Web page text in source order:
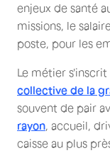
enjeux de santé
missions, le
poste, pour les
Le métier
collective de la
souvent de pair
rayon , accueil,
caisse au plus